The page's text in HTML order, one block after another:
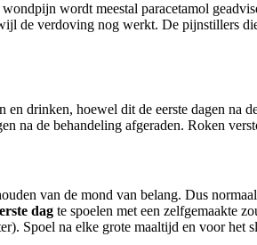
wordt meestal paracetamol
de verdoving nog werkt. De pijnstillers
drinken, hoewel dit de eerste dagen na
na de behandeling afgeraden. Roken
van de mond van belang. Dus
dag te spoelen met een zelfgemaakte
Spoel na elke grote maaltijd en voor het